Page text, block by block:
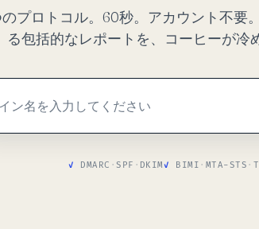
プロトコル。60秒。アカウント不要
る包括的なレポートを、コーヒーが冷
DMARC · SPF · DKIM BIMI · MTA-STS ·